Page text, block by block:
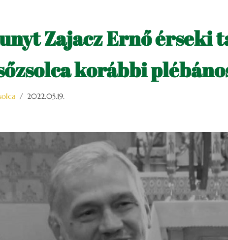
Zajacz Ernő érseki
korábbi
2022.05.19.